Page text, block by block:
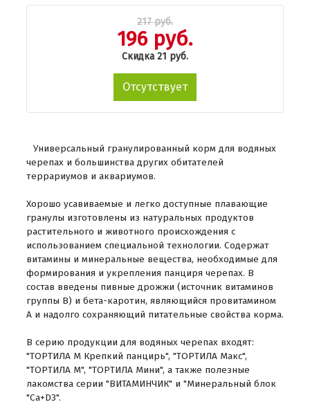
217 руб.
196 руб.
Скидка 21 руб.
Отсутствует
Универсальный гранулированный корм для водяных
черепах и большинства других обитателей
террариумов и аквариумов.
Хорошо усавиваемые и легко доступные плавающие
гранулы изготовлены из натуральных продуктов
растительного и животного происхождения с
использованием специальной технологии. Содержат
витамины и минеральные вещества, необходимые для
формирования и укрепления панциря черепах. В
состав введены пивные дрожжи (источник витаминов
группы В) и бета-каротин, являющийся провитамином
А и надолго сохраняющий питательные свойства корма.
В серию продукции для водяных черепах входят:
"ТОРТИЛА М Крепкий панцирь", "ТОРТИЛА Макс",
"ТОРТИЛА М", "ТОРТИЛА Мини", а также полезные
лакомства серии "ВИТАМИНЧИК" и "Минеральный блок
"Ca+D3".